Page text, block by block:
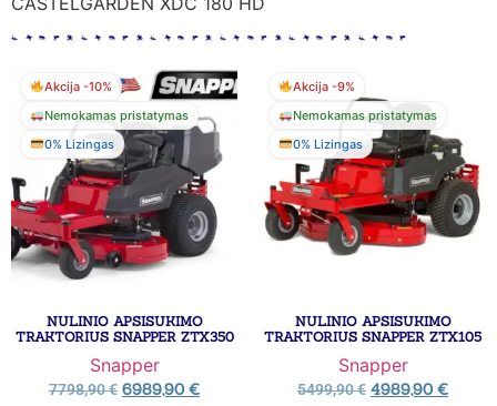
Akcija -10%
Nemokamas pristatymas
0% Lizingas
NULINIO APSISUKIMO
TRAKTORIUS SNAPPER ZTX350
Snapper
7798,90€ 6989,90€
Akcija -9%
Nemokamas pristatymas
0% Lizingas
NULINIO APSISUKIMO
TRAKTORIUS SNAPPER ZTX105
Snapper
5499,90€ 4989,90€